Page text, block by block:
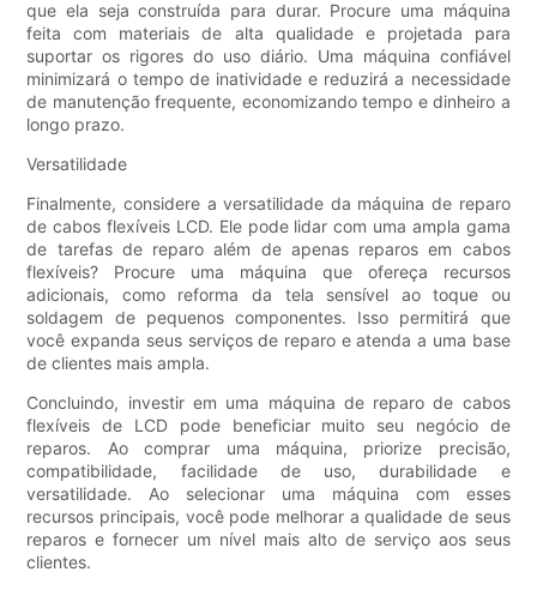
que ela seja construída para durar. Procure uma máquina
feita com materiais de alta qualidade e projetada para
suportar os rigores do uso diário. Uma máquina confiável
minimizará o tempo de inatividade e reduzirá a necessidade
de manutenção frequente, economizando tempo e dinheiro a
longo prazo.
Versatilidade
Finalmente, considere a versatilidade da máquina de reparo
de cabos flexíveis LCD. Ele pode lidar com uma ampla gama
de tarefas de reparo além de apenas reparos em cabos
flexíveis? Procure uma máquina que ofereça recursos
adicionais, como reforma da tela sensível ao toque ou
soldagem de pequenos componentes. Isso permitirá que
você expanda seus serviços de reparo e atenda a uma base
de clientes mais ampla.
Concluindo, investir em uma máquina de reparo de cabos
flexíveis de LCD pode beneficiar muito seu negócio de
reparos. Ao comprar uma máquina, priorize precisão,
compatibilidade, facilidade de uso, durabilidade e
versatilidade. Ao selecionar uma máquina com esses
recursos principais, você pode melhorar a qualidade de seus
reparos e fornecer um nível mais alto de serviço aos seus
clientes.